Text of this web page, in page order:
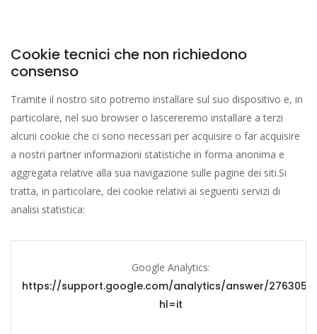
Cookie tecnici che non richiedono
consenso
Tramite il nostro sito potremo installare sul suo dispositivo e, in
particolare, nel suo browser o lascereremo installare a terzi
alcuni cookie che ci sono necessari per acquisire o far acquisire
a nostri partner informazioni statistiche in forma anonima e
aggregata relative alla sua navigazione sulle pagine dei siti.Si
tratta, in particolare, dei cookie relativi ai seguenti servizi di
analisi statistica:
Google Analytics:
https://support.google.com/analytics/answer/
hl=it